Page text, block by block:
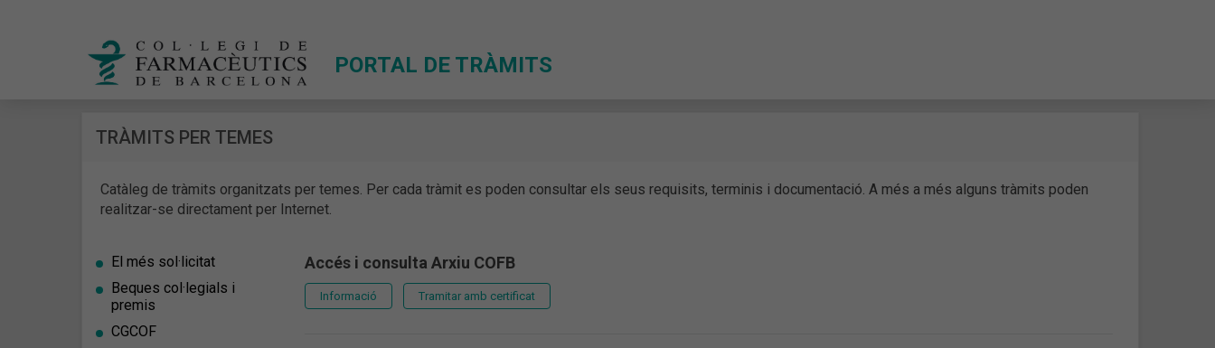
PORTAL DE TRÀMITS
TRÀMITS PER TEMES
Catàleg de tràmits organitzats per temes. Per cada tràmit es poden consultar els seus requisits, terminis i documentació. A més a més alguns tràmits poden
realitzar-se directament per Internet.
El més sol·licitat
Beques col·legials i
premis
CGCOF
Accés i consulta Arxiu COFB
Informació Tramitar amb certificat